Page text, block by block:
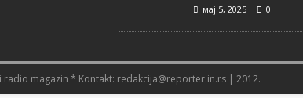
мај 5, 2025 0
radio magazin * Kontakt: redakcija@reporter.in.rs | 2012.